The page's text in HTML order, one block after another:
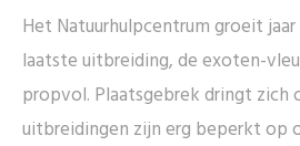
Het Natuurhulpcentrum groeit
laatste uitbreiding, de exoten-
propvol. Plaatsgebrek dringt zich
uitbreidingen zijn erg beperkt op